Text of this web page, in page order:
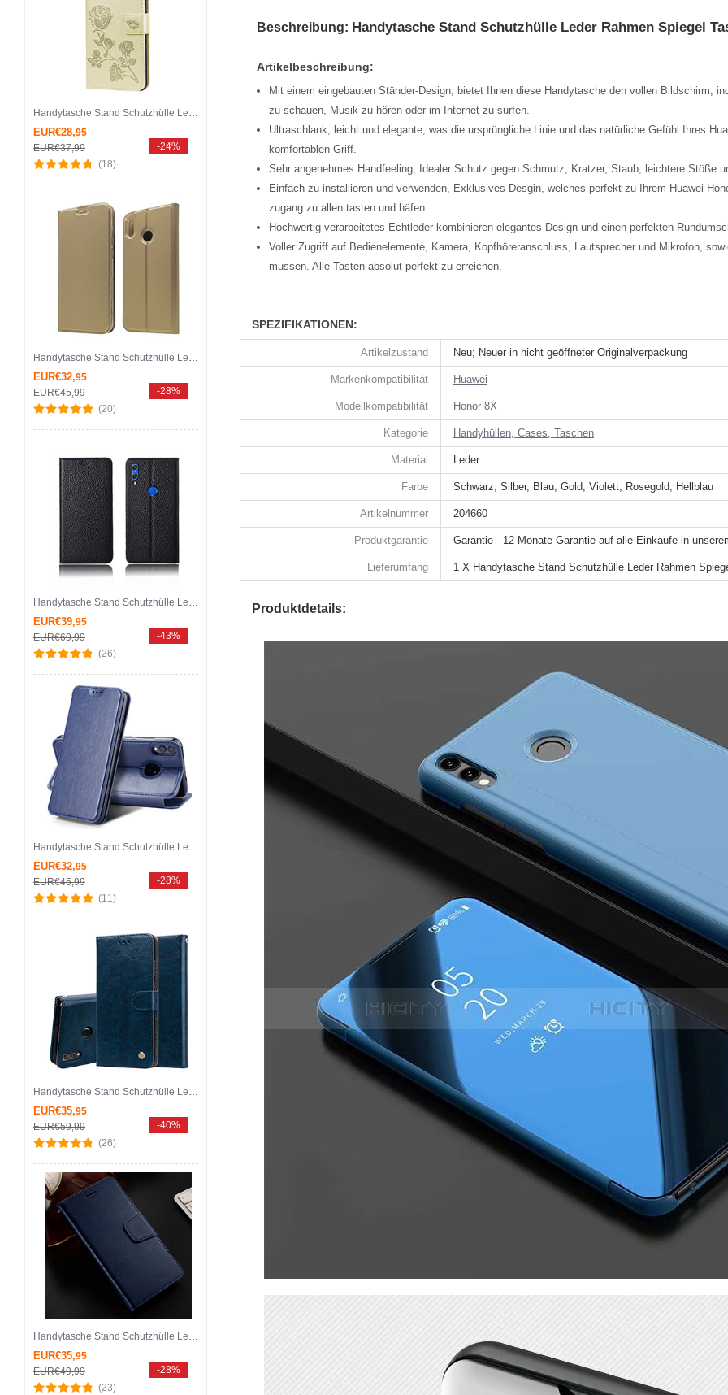
Beschreibung: Handytasche Stand Schutzhülle Leder Rahmen Spiegel
Artikelbeschreibung:
Mit einem eingebauten Ständer-Design, bietet Ihnen diese Handytasche den vollen Bildschirm,
zu schauen, Musik zu hören oder im Internet zu surfen.
Ultra­schlank, leicht und elegante, was die ursprüngliche Linie und das natürliche Gefühl Ihres
komfortablen Griff.
Sehr angenehmes Handfeeling, Idealer Schutz gegen Schmutz, Kratzer, Staub, leichtere Stöße
Einfach zu installieren und verwenden, Exklusives Desgin, welches perfekt zu Ihrem Huawei
zugang zu allen tasten und häfen.
Hochwertig verarbeitetes Echtleder kombinieren elegantes Design und einen perfekten
Voller Zugriff auf Bedienelemente, Kamera, Kopfhöreranschluss, Lautsprecher und Mikrofon,
müssen. Alle Tasten absolut perfekt zu erreichen.
SPEZIFIKATIONEN:
Artikelzustand Neu; Neuer in nicht geöffneter Originalverpackung
Markenkompatibilität Huawei
Modellkompatibilität Honor 8X
Kategorie Handyhüllen, Cases, Taschen
Material Leder
Farbe Schwarz, Silber, Blau, Gold, Violett, Rosegold, Hellblau
Artikelnummer 204660
Produktgarantie Garantie - 12 Monate Garantie auf alle Einkäufe in
Lieferumfang 1 X Handytasche Stand Schutzhülle Leder Rahmen
Produktdetails:
Handytasche Stand Schutzhülle Leder Hülle L07 für Huawei Honor 8X Gold
EUR€28,95
EUR€37,99
(18)
-24%
Handytasche Stand Schutzhülle Leder Hülle L05 für Huawei Honor 8X Gold
EUR€32,95
EUR€45,99
(20)
-28%
Handytasche Stand Schutzhülle Leder Hülle L04 für Huawei Honor 8X Schwarz
EUR€39,95
EUR€69,99
(26)
-43%
Handytasche Stand Schutzhülle Leder Hülle für Huawei Honor 8X Blau
EUR€32,95
EUR€45,99
(11)
-28%
Handytasche Stand Schutzhülle Leder Hülle L06 für Huawei Honor 8X Blau
EUR€35,95
EUR€59,99
(26)
-40%
Handytasche Stand Schutzhülle Leder Hülle L03 für Huawei Honor 8X Blau
EUR€35,95
EUR€49,99
(23)
-28%